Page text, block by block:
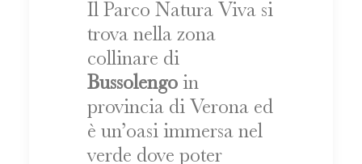
Il Parco Natura Viva si
trova nella zona
collinare di
Bussolengo in
provincia di Verona ed
è un’oasi immersa nel
verde dove poter